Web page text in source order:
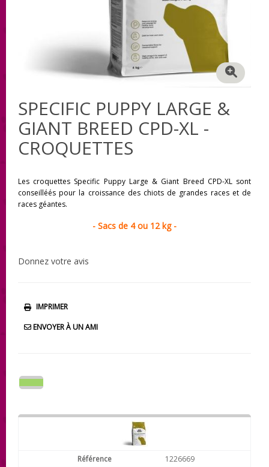
SPECIFIC PUPPY LARGE &
GIANT BREED CPD-XL -
CROQUETTES
Les croquettes Specific Puppy Large & Giant Breed CPD-XL sont
conseilléés pour la croissance des chiots de grandes races et de
races géantes .
- Sacs de 4 ou 12 kg -
Donnez votre avis
IMPRIMER
ENVOYER À UN AMI
1226669